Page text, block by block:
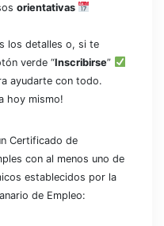
orientativas
los detalles o, si te
verde “Inscribirse”
ayudarte con todo.
hoy mismo!
Certificado de
con al menos uno de
establecidos por la
de Empleo: